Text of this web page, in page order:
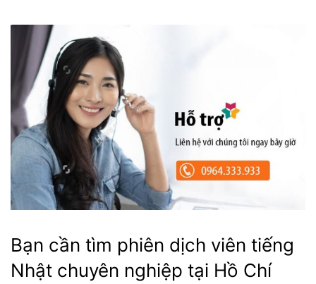
Bạn cần tìm phiên dịch viên tiếng
Nhật chuyên nghiệp tại Hồ Chí